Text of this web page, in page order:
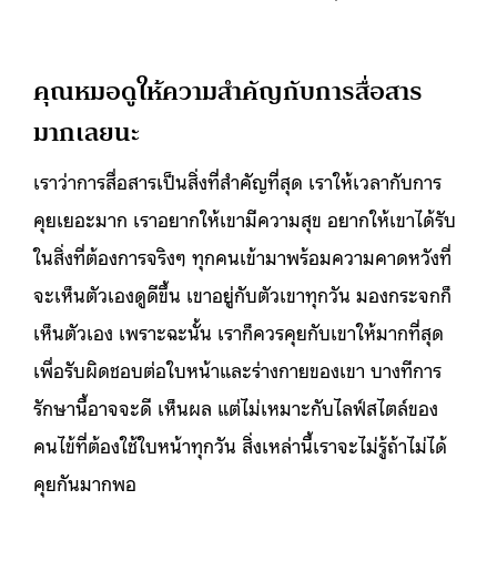
คุณหมอดูให้ความสำคัญกับการสื่อสาร
มากเลยนะ
เราว่าการสื่อสารเป็นสิ่งที่สำคัญที่สุด เราให้เวลากับการ
คุยเยอะมาก เราอยากให้เขามีความสุข อยากให้เขาได้รับ
ในสิ่งที่ต้องการจริงๆ ทุกคนเข้ามาพร้อมความคาดหวังที่
จะเห็นตัวเองดูดีขึ้น เขาอยู่กับตัวเขาทุกวัน มองกระจกก็
เห็นตัวเอง เพราะฉะนั้น เราก็ควรคุยกับเขาให้มากที่สุด
เพื่อรับผิดชอบต่อใบหน้าและร่างกายของเขา บางทีการ
รักษานี้อาจจะดี เห็นผล แต่ไม่เหมาะกับไลฟ์สไตล์ของ
คนไข้ที่ต้องใช้ใบหน้าทุกวัน สิ่งเหล่านี้เราจะไม่รู้ถ้าไม่ได้
คุยกันมากพอ